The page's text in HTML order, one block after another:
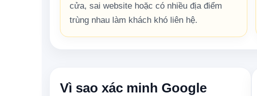
cửa, sai website hoặc có nhiều địa điểm
trùng nhau làm khách khó liên hệ.
Vì sao xác minh Google